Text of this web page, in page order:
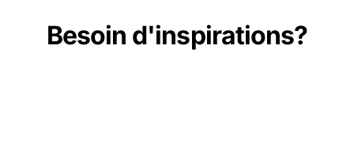
Besoin d'inspirations?